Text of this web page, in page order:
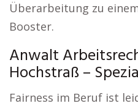
Überarbeitung zu
Booster.
Anwalt
Hochstraß –
Fairness im Beruf ist